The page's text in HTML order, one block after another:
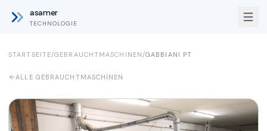
asamer
TECHNOLOGIE
STARTSEITE/GEBRAUCHTMASCHINEN/GABBIANI PT
ALLE GEBRAUCHTMASCHINEN